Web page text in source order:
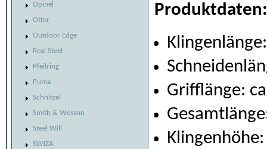
Opinel
Otter
Outdoor Edge
Real Steel
Pfeilring
Puma
Schnitzel
Smith & Wesson
Steel Will
SWIZA
Produktdaten:
Grifflänge: